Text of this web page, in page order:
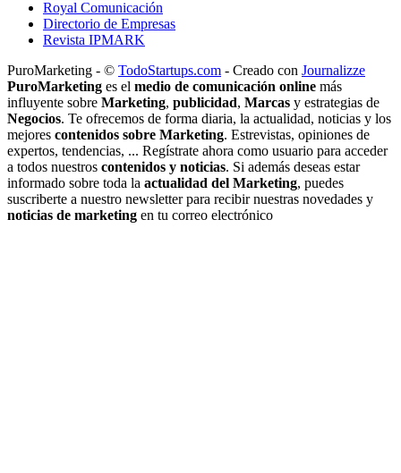
Royal Comunicación
Directorio de Empresas
Revista IPMARK
PuroMarketing - © TodoStartups.com - Creado con Journalizze
PuroMarketing es el medio de comunicación online más
influyente sobre Marketing, publicidad, Marcas y estrategias de
Negocios. Te ofrecemos de forma diaria, la actualidad, noticias y los
mejores contenidos sobre Marketing. Estrevistas, opiniones de
expertos, tendencias, ... Regístrate ahora como usuario para acceder
a todos nuestros contenidos y noticias. Si además deseas estar
informado sobre toda la actualidad del Marketing, puedes
suscriberte a nuestro newsletter para recibir nuestras novedades y
noticias de marketing en tu correo electrónico